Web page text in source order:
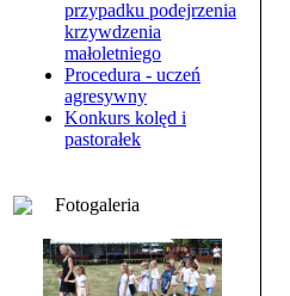
przypadku podejrzenia
krzywdzenia
małoletniego
Procedura - uczeń
agresywny
Konkurs kolęd i
pastorałek
Fotogaleria